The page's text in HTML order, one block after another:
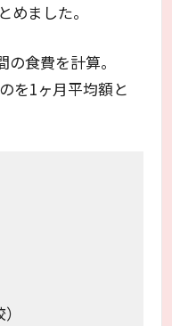
めました。
食費を計算。
を1ヶ月平均額と